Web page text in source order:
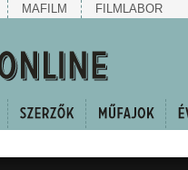
MAFILM FILMLABOR